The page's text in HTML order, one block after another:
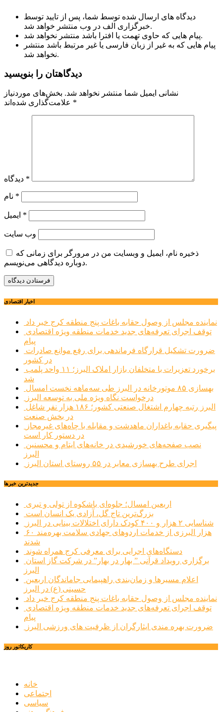
دیدگاه های ارسال شده توسط شما، پس از تایید توسط
خبرگزاری الف در وب منتشر خواهد شد.
پیام هایی که حاوی تهمت یا افترا باشد منتشر نخواهد شد.
پیام هایی که به غیر از زبان فارسی یا غیر مرتبط باشد منتشر
نخواهد شد.
دیدگاهتان را بنویسید
نشانی ایمیل شما منتشر نخواهد شد. بخش‌های موردنیاز
*
*
*
*
وب‌ سایت
ذخیره نام، ایمیل و وبسایت من در مرورگر برای زمانی که
دوباره دیدگاهی می‌نویسم.
اخبار اقتصادی
نماینده مجلس از وصول حقابه باغات پنج منطقه کرج خبر داد
پیام
در کشور
شد
بهسازی ۸۵ موتورخانه در البرز طی سه‌ماهه نخست امسال
درخواست نگاه ویژه ملی به توسعه البرز
در بخش صنعت
در دستور کار است
البرز
اجرای طرح بهسازی معابر در ۵۵ روستای استان البرز
جديدترين خبرها
اربعین امسال؛ جلوه‌ای باشکوه از تولی و تبری
بزرگ‌ترین تاج گل، آزادی یک انسان است
شناسایی ۲ هزار و ۴۰۰ کودک دارای اختلالات بینایی در البرز
۶۰ هزار البرزی از خدمات اردوهای جهادی سلامت بهره‌مند
شدند
دستگاه‌های اجرایی برای معرفی کرج همراه شوند
البرز
حسینی (ع) در البرز
نماینده مجلس از وصول حقابه باغات پنج منطقه کرج خبر داد
پیام
ضرورت بهره مندی ایثارگران از ظرفیت های ورزشی البرز
کاریکاتور روز
خانه
اجتماعی
سیاسی